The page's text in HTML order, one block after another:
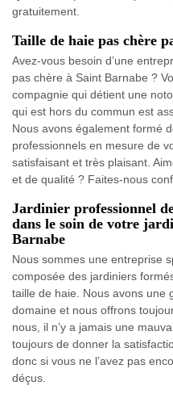
gratuitement.
Taille de haie pas chère
Avez-vous besoin d’une
pas chère à Saint Barnabe ?
compagnie qui détient une
qui est hors du commun est
Nous avons également formé
professionnels en mesure de
satisfaisant et très plaisant.
et de qualité ? Faites-nous
Jardinier professionnel
dans le soin de votre
Barnabe
Nous sommes une entreprise
composée des jardiniers
taille de haie. Nous avons une
domaine et nous offrons
nous, il n’y a jamais une
toujours de donner la
donc si vous ne l’avez pas
déçus.